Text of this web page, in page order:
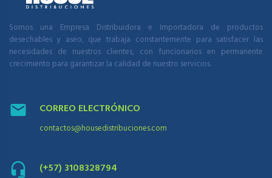
Somos una Empresa Distribuidora e Importadora de productos
desechables y aseo, que trabaja constantemente para satisfacer las
necesidades de nuestros clientes, con funcionarios en permanente
crecimiento para garantizar la calidad de nuestro servicios.
CORREO ELECTRÓNICO
contactos@housedistribuciones.com
(+57) 3108328794